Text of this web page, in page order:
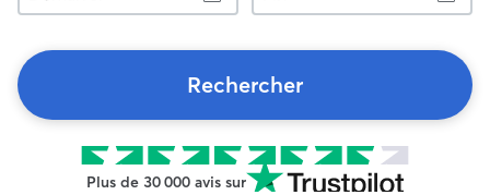
Rechercher
Plus de 30 000 avis sur